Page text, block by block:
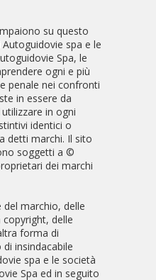
su questo
spa e le
Spa, le
ogni e più
penale nei confronti
in essere da
in ogni
identici o
detti marchi. Il sito
soggetti a ©
dei marchi
del marchio, delle
delle
forma di
insindacabile
spa e le società
Spa ed in seguito